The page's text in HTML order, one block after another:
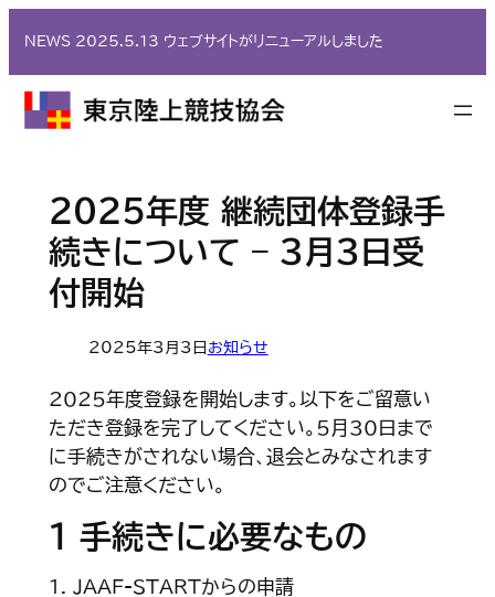
容
を
ス
NEWS 2025.5.13 ウェブサイトがリニューアルしました
2025年度 継続団体登録手
続きについて – 3月3日受
付開始
2025年3月3日 お知らせ
2025年度登録を開始します。以下をご留意い
ただき登録を完了してください。5月30日まで
に手続きがされない場合、退会とみなされます
のでご注意ください。
1 手続きに必要なもの
1. JAAF-STARTからの申請